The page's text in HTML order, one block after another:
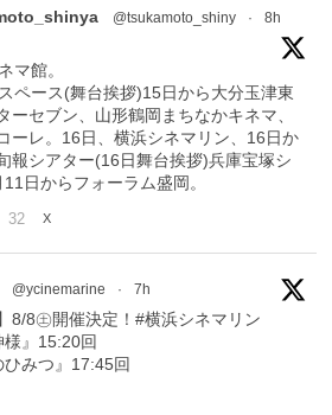
@tsukamoto_shiny · 8h
マ館。
ペース(舞台挨拶)15日から大分玉津東
ーセブン、山形鶴岡まちなかキネマ、
ーレ。16日、横浜シネマリン、16日か
報シアター(16日舞台挨拶)兵庫宝塚シ
日からフォーラム盛岡。
32 X
@ycinemarine · 7h
8/8㊏開催決定！#横浜シネマリン
様』15:20回
ひみつ』17:45回